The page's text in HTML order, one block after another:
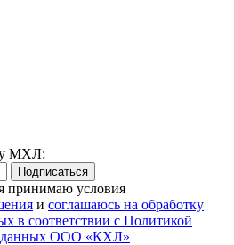
МХЛ:
Подписаться
принимаю условия
и соглашаюсь на обработку
в соответствии с Политикой
данных ООО «КХЛ»